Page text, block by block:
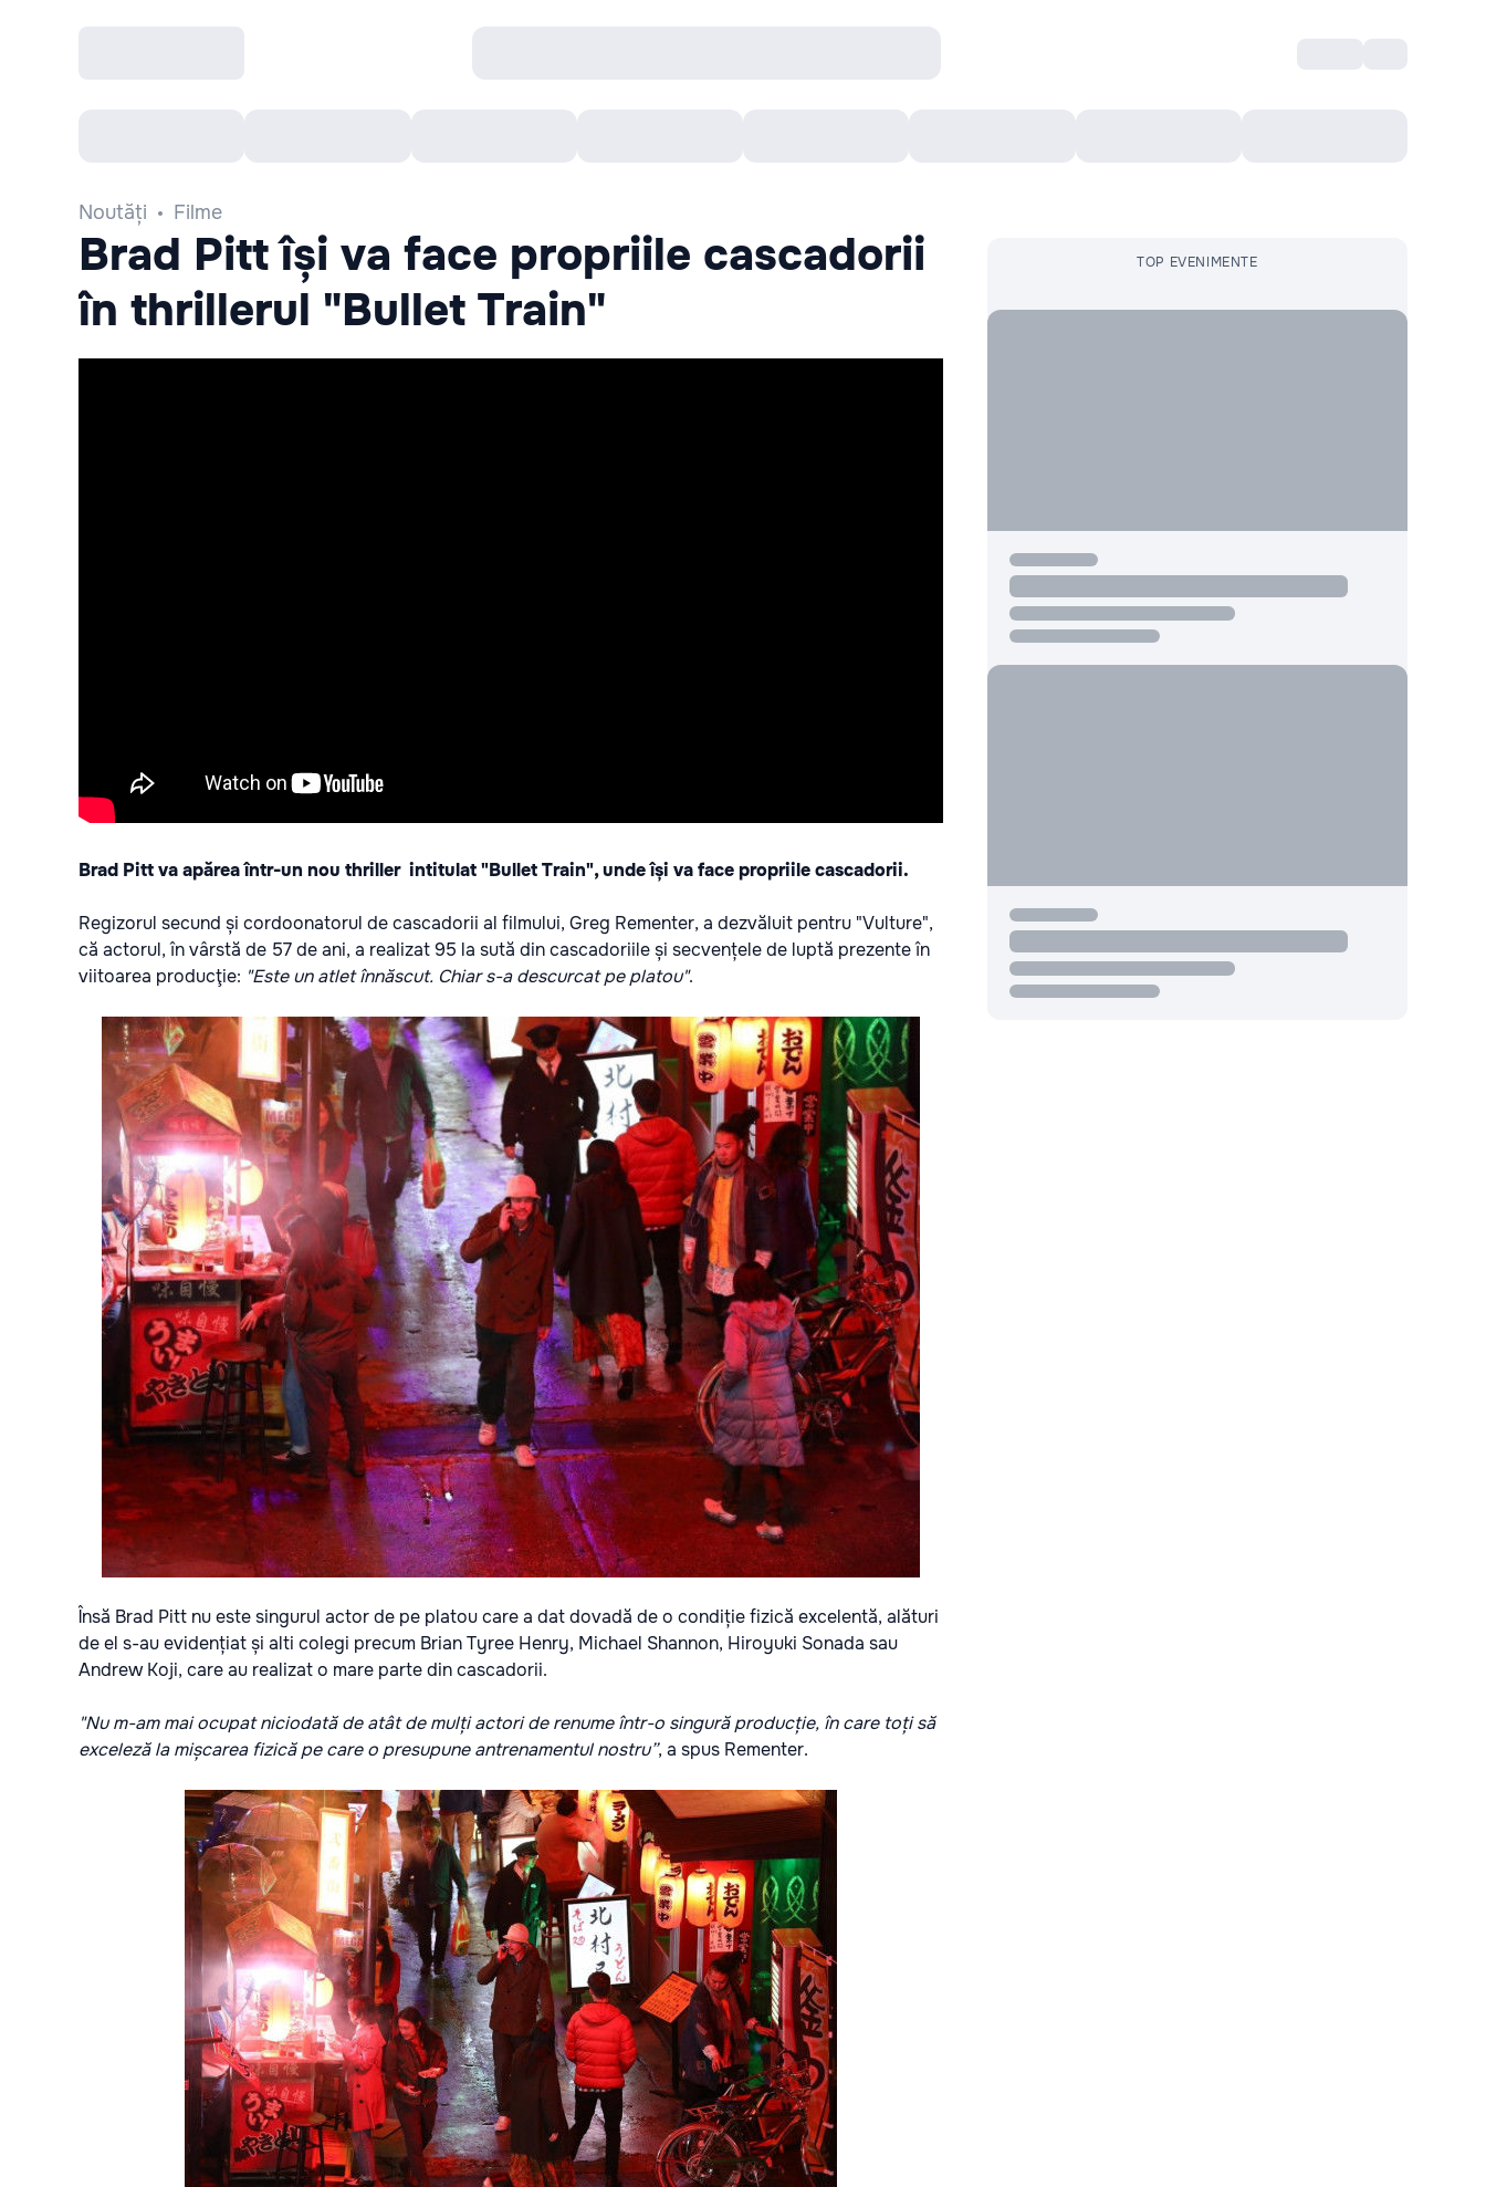
Noutăți Filme
Brad Pitt își va face propriile cascadorii
în thrillerul "Bullet Train"
Brad Pitt va apărea într-un nou thriller intitulat"Bullet Train", unde își va face propriile cascadorii.
Regizorul secund și cordoonatorul de cascadorii al filmului, Greg Rementer, a dezvăluit pentru "Vulture",
că actorul, în vârstă de 57 de ani, a realizat 95 la sută din cascadoriile și secvențele de luptă prezente în
viitoarea producţie: "Este un atlet înnăscut. Chiar s-a descurcat pe platou".
Însă Brad Pitt nu este singurul actor de pe platou care a dat dovadă de o condiție fizică excelentă, alături
de el s-au evidențiat și alti colegi precum Brian Tyree Henry, Michael Shannon, Hiroyuki Sonada sau
Andrew Koji, care au realizat o mare parte din cascadorii.
"Nu m-am mai ocupat niciodată de atât de mulți actori de renume într-o singură producție, în care toți să
exceleză la mișcarea fizică pe care o presupune antrenamentul nostru”, a spus Rementer.
TOP EVENIMENTE